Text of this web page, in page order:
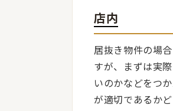
店内
居抜き物件の場
すが、まずは実
いのかなどをつ
が適切であるか